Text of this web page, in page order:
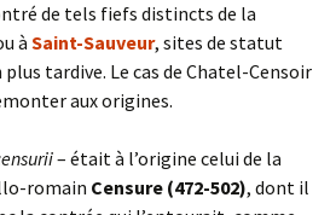
de tels fiefs distincts de la
à Saint-Sauveur, sites de statut
tardive. Le cas de Chatel-Censoir
aux origines.
– était à l’origine celui de la
romain Censure (472-502), dont il